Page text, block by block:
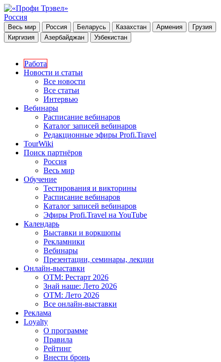
Россия
Весь мир Россия Беларусь Казахстан Армения
Грузия
Киргизия
Азербайджан Узбекистан
Работа
Новости и статьи
Все новости
Все статьи
Интервью
Вебинары
Расписание вебинаров
Каталог записей вебинаров
Редакционные эфиры Profi.Travel
TourWiki
Поиск партнёров
Россия
Весь мир
Обучение
Тестирования и викторины
Расписание вебинаров
Каталог записей вебинаров
Эфиры Profi.Travel на YouTube
Календарь
Выставки и воркшопы
Рекламники
Вебинары
Презентации, семинары, лекции
Онлайн-выставки
OTM: Рестарт 2026
Знай наше: Лето 2026
OTM: Лето 2026
Все онлайн-выставки
Реклама
Loyalty
О программе
Правила
Рейтинг
Внести бронь